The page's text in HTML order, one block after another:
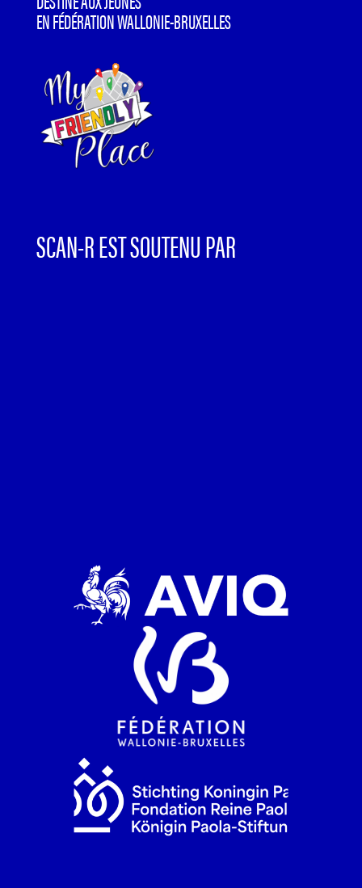
EN FÉDÉRATION WALLONIE-BRUXELLES
SCAN-R EST SOUTENU PAR